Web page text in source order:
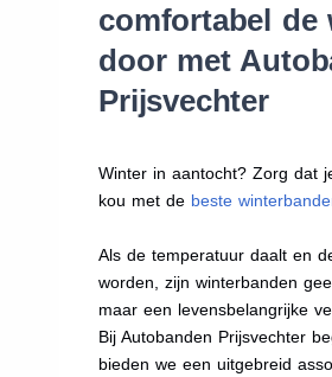
comfortabel de
door met
Prijsvechter
Winter in aantocht? Zorg dat
kou met de beste
Als de temperatuur daalt en
worden, zijn winterbanden
maar een levensbelangrijke
Bij Autobanden Prijsvechter
bieden we een uitgebreid